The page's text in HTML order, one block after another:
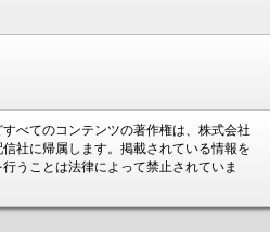
べてのコンテンツの著作権は、株式会社
社に帰属します。掲載されている情報を
うことは法律によって禁止されていま